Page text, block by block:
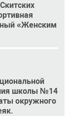
«Женским
школы №14
окружного